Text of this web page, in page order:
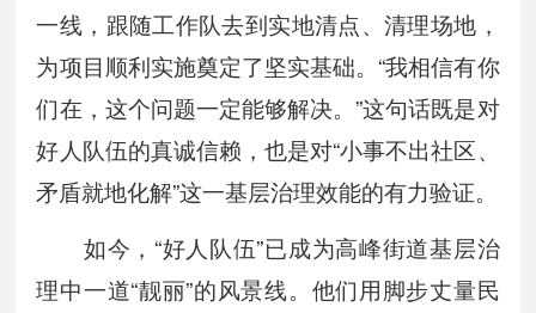
一线，跟随工作队去到实地清点、清理场地，
为项目顺利实施奠定了坚实基础。“我相信有你
们在，这个问题一定能够解决。”这句话既是对
好人队伍的真诚信赖，也是对“小事不出社区、
矛盾就地化解”这一基层治理效能的有力验证。
如今，“好人队伍”已成为高峰街道基层治
理中一道“靓丽”的风景线。他们用脚步丈量民